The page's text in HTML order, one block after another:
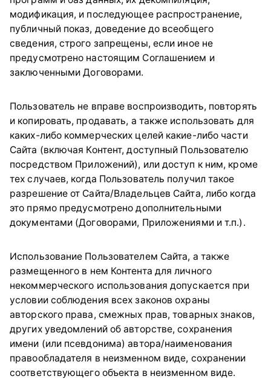
модификация, и последующее распространение,
публичный показ, доведение до всеобщего
сведения, строго запрещены, если иное не
предусмотрено настоящим Соглашением и
заключенными Договорами.
Пользователь не вправе воспроизводить, повторять
и копировать, продавать, а также использовать для
каких-либо коммерческих целей какие-либо части
Сайта (включая Контент, доступный Пользователю
посредством Приложений), или доступ к ним, кроме
тех случаев, когда Пользователь получил такое
разрешение от Сайта/Владельцев Сайта, либо когда
это прямо предусмотрено дополнительными
документами (Договорами, Приложениями и т.п.).
Использование Пользователем Сайта, а также
размещенного в нем Контента для личного
некоммерческого использования допускается при
условии соблюдения всех законов охраны
авторского права, смежных прав, товарных знаков,
других уведомлений об авторстве, сохранения
имени (или псевдонима) автора/наименования
правообладателя в неизменном виде, сохранении
соответствующего объекта в неизменном виде.